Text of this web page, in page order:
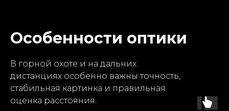
Особенности оптики
В горной охоте и на дальних
дистанциях особенно важны точность,
стабильная картинка и правильная
оценка расстояния.